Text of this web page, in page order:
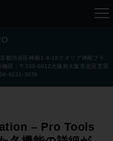
都渋谷区神南1-8-18クオリア神南フラ
田：〒530-0012大阪府大阪市北区芝田
6131-3078
– Pro Tools